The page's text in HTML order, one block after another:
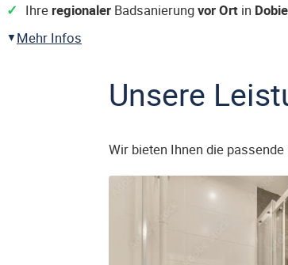
Ihre regionaler Badsanierungvor Ort in
Mehr Infos
Unsere
Wir bieten Ihnen die